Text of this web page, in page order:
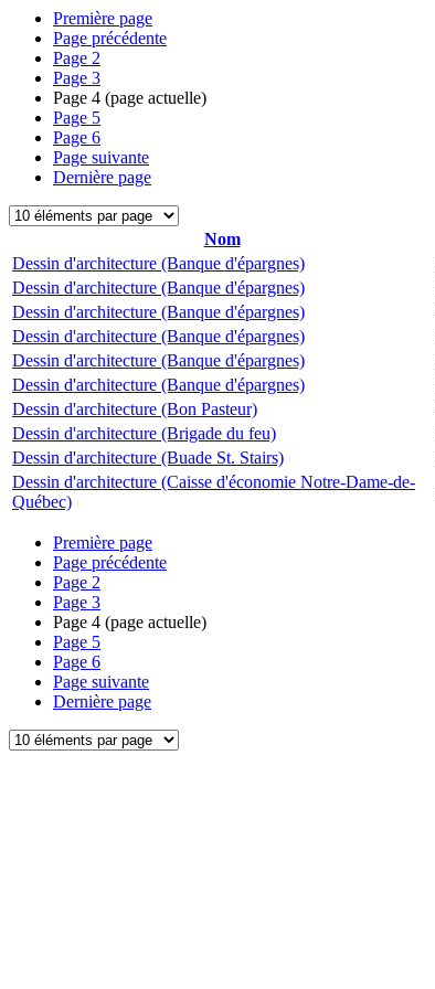
Première page
Page précédente
Page 2
Page 3
Page 4 (page actuelle)
Page 5
Page 6
Page suivante
Dernière page
Nom
Dessin d'architecture (Banque d'épargnes)
Dessin d'architecture (Banque d'épargnes)
Dessin d'architecture (Banque d'épargnes)
Dessin d'architecture (Banque d'épargnes)
Dessin d'architecture (Banque d'épargnes)
Dessin d'architecture (Banque d'épargnes)
Dessin d'architecture (Bon Pasteur)
Dessin d'architecture (Brigade du feu)
Dessin d'architecture (Buade St. Stairs)
Dessin d'architecture (Caisse d'économie Notre-Dame-de-
Québec)
Première page
Page précédente
Page 2
Page 3
Page 4 (page actuelle)
Page 5
Page 6
Page suivante
Dernière page